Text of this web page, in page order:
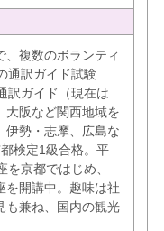
複数のボランティ
通訳ガイド試験
訳ガイド（現在は
大阪など関西地域を
伊勢・志摩、広島な
検定1級合格。平
京都ではじめ、
を開講中。趣味は社
も兼ね、国内の観光